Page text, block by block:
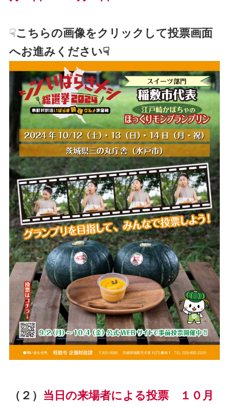
☟こちらの画像をクリックして投票画面
へお進みください☟
（２） 当日の来場者による投票 １０月